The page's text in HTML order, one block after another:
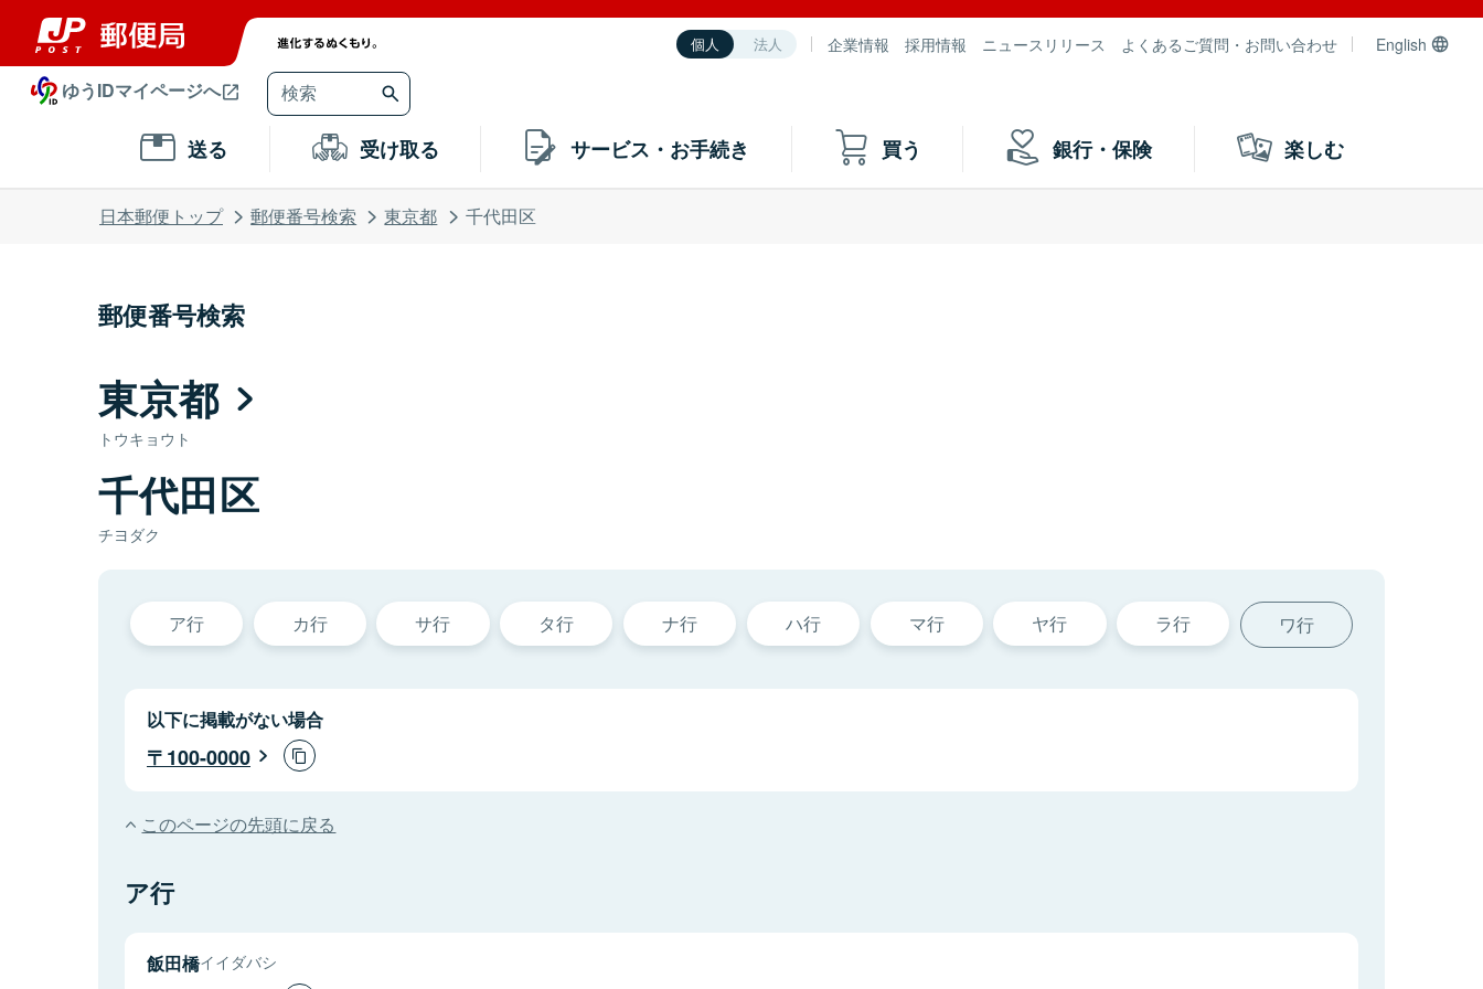
個人 法人 企業情報 採用情報 ニュースリリース よくあるご質問・お問い合わせ English
ゆうIDマイページへ
送る 受け取る サービス・お手続き 買う 銀行・保険 楽しむ
日本郵便トップ 郵便番号検索 東京都 千代田区
郵便番号検索
東京都
トウキョウト
千代田区
チヨダク
ア行 カ行 サ行 タ行 ナ行 ハ行 マ行 ヤ行 ラ行 ワ行
以下に掲載がない場合
100-0000
このページの先頭に戻る
ア行
飯田橋イイダバシ